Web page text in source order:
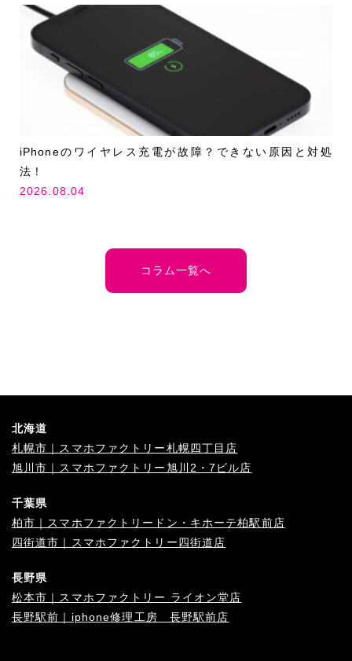
iPhoneのワイヤレス充電が故障？できない原因と対処
法！
2026.08.04
コラム一覧へ
北海道
札幌市｜スマホファクトリー札幌四丁目店
旭川市｜スマホファクトリー旭川2・7ビル店
千葉県
柏市｜スマホファクトリードン・キホーテ柏駅前店
四街道市｜スマホファクトリー四街道店
長野県
松本市｜スマホファクトリー ライオン堂店
長野駅前｜iphone修理工房 長野駅前店